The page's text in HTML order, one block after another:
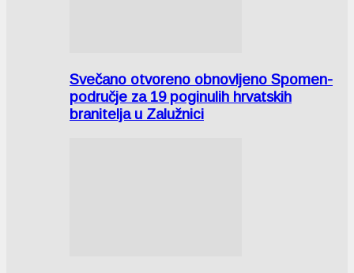
Svečano otvoreno obnovljeno Spomen-
područje za 19 poginulih hrvatskih
branitelja u Zalužnici